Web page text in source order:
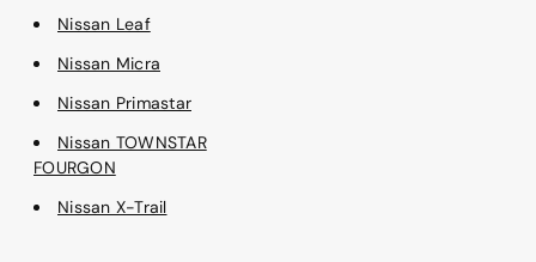
Nissan Leaf
Nissan Micra
Nissan Primastar
Nissan TOWNSTAR
FOURGON
Nissan X-Trail